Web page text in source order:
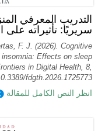
التدريب المعرفي
سريريًا: تأثيراته على
F. J. (2026). Cognitive
Effects on sleep
in Digital Health, 8,
fdgth.2026.1725773
انظر النص الكامل للمقالة